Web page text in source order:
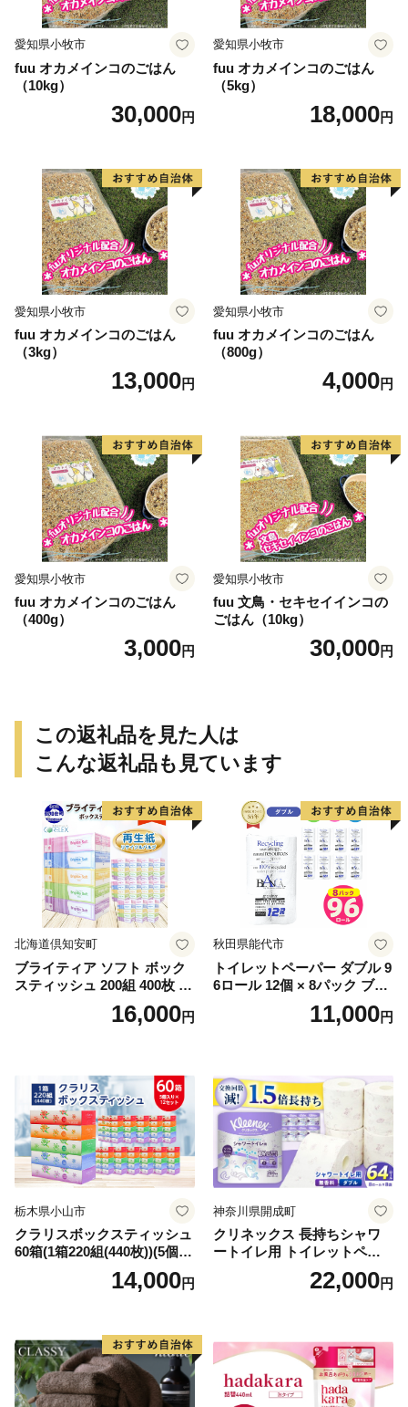
愛知県小牧市
fuu オカメインコのごはん
（10kg）
30,000円
愛知県小牧市
fuu オカメインコのごはん
（5kg）
18,000円
愛知県小牧市
fuu オカメインコのごはん
（3kg）
13,000円
愛知県小牧市
fuu オカメインコのごはん
（800g）
4,000円
愛知県小牧市
fuu オカメインコのごはん
（400g）
3,000円
愛知県小牧市
fuu 文鳥・セキセイインコの
ごはん（10kg）
30,000円
この返礼品を見た人は
こんな返礼品も見ています
北海道倶知安町
ブライティア ソフト ボック
スティッシュ 200組 400枚 60
箱 日本製 まとめ買い ティッ
シュ リサイクル 長持 防災 常
倶知安町 日用品
16,000円
秋田県能代市
トイレットペーパー ダブル 9
6ロール 12個 × 8パック ブラ
ンカ 再生紙 100％ 芯あり 日
用品 消耗品 無香料 生活用品
11,000円
栃木県小山市
クラリスボックスティッシュ
60箱(1箱220組(440枚))(5個入
り×12セット)【1256759】
14,000円
神奈川県開成町
クリネックス 長持ちシャワ
ートイレ用 トイレットペー
パー（ダブル）64ロール(8ロ
ール×8パック) 開成町 トイレ
蓄 防災 エコ 消耗品 生活雑貨
生活用品 無香料 トイレット
ペーパー ダブル といれっと
ぺーぱー トイレ クレシア ト
22,000円